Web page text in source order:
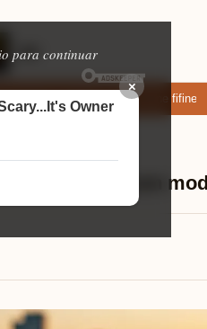
para continuar
×
fotos e vídeos Microfone fifine
comparado com